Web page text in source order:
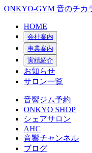
ONKYO-GYM 音のチカ
HOME
会社案内
事業案内
実績紹介
お知らせ
サロン一覧
音響ジム予約
ONKYO SHOP
シェアサロン
AHC
音響チャンネル
ブログ